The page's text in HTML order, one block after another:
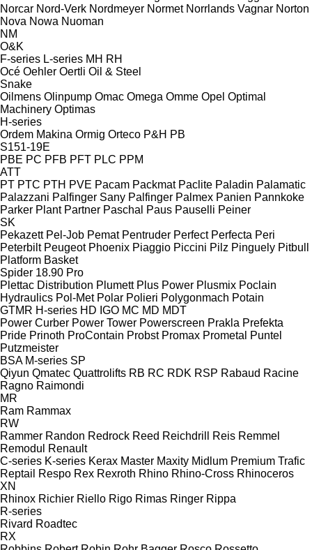
Norcar Nord-Verk Nordmeyer Normet Norrlands Vagnar Norton
Nova Nowa Nuoman
NM
O&K
F-series L-series MH RH
Océ Oehler Oertli Oil & Steel
Snake
Oilmens Olinpump Omac Omega Omme Opel Optimal
Machinery Optimas
H-series
Ordem Makina Ormig Orteco P&H PB
S151-19E
PBE PC PFB PFT PLC PPM
ATT
PT PTC PTH PVE Pacam Packmat Paclite Paladin Palamatic
Palazzani Palfinger Sany Palfinger Palmex Panien Pannkoke
Parker Plant Partner Paschal Paus Pauselli Peiner
SK
Pekazett Pel-Job Pemat Pentruder Perfect Perfecta Peri
Peterbilt Peugeot Phoenix Piaggio Piccini Pilz Pinguely Pitbull
Platform Basket
Spider 18.90 Pro
Plettac Distribution Plumett Plus Power Plusmix Poclain
Hydraulics Pol-Met Polar Polieri Polygonmach Potain
GTMR H-series HD IGO MC MD MDT
Power Curber Power Tower Powerscreen Prakla Prefekta
Pride Prinoth ProContain Probst Promax Prometal
Puntel
Putzmeister
BSA M-series SP
Qiyun Qmatec Quattrolifts RB RC RDK RSP Rabaud Racine
Ragno Raimondi
MR
Ram Rammax
RW
Rammer Randon Redrock Reed Reichdrill Reis Remmel
Remodul
Renault
C-series K-series Kerax Master Maxity Midlum Premium Trafic
Reptail
Respo Rex Rexroth Rhino Rhino-Cross Rhinoceros
XN
Rhinox Richier Riello Rigo Rimas Ringer Rippa
R-series
Rivard Roadtec
RX